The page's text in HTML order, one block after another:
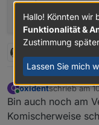
const path
const
let
let
let
let
//HIER DIE
var
O oxidentschrieb am
zuletzt
Bin auch noch am
Komischerweise
Hallo! Könnten wir
Funktionalität &
Zustimmung
Lassen Sie mich